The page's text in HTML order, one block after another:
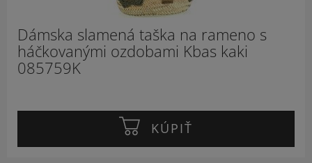
Dámska slamená taška na rameno s
háčkovanými ozdobami Kbas kaki
085759K
KÚPIŤ